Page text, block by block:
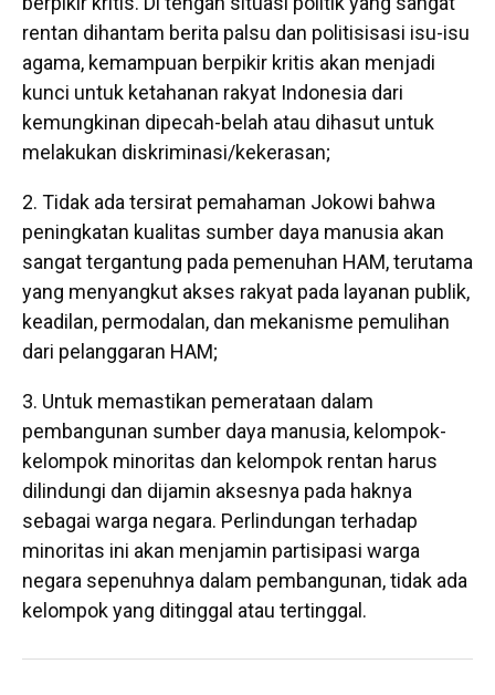
rentan dihantam berita palsu dan politisisasi isu-isu
agama, kemampuan berpikir kritis akan menjadi
kunci untuk ketahanan rakyat Indonesia dari
kemungkinan dipecah-belah atau dihasut untuk
melakukan diskriminasi/kekerasan;
Tidak ada tersirat pemahaman Jokowi bahwa
peningkatan kualitas sumber daya manusia akan
sangat tergantung pada pemenuhan HAM, terutama
yang menyangkut akses rakyat pada layanan publik,
keadilan, permodalan, dan mekanisme pemulihan
dari pelanggaran HAM;
Untuk memastikan pemerataan dalam
pembangunan sumber daya manusia, kelompok-
kelompok minoritas dan kelompok rentan harus
dilindungi dan dijamin aksesnya pada haknya
sebagai warga negara. Perlindungan terhadap
minoritas ini akan menjamin partisipasi warga
negara sepenuhnya dalam pembangunan, tidak ada
kelompok yang ditinggal atau tertinggal.